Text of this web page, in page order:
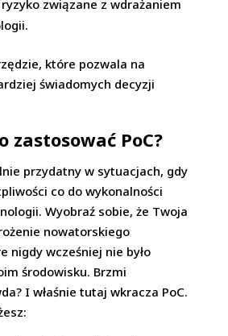
związane z wdrażaniem
które pozwala na
świadomych decyzji
zastosować PoC?
przydatny w sytuacjach, gdy
co do wykonalności
Wyobraź sobie, że Twoja
nowatorskiego
nigdy wcześniej nie było
środowisku. Brzmi
I właśnie tutaj wkracza PoC.